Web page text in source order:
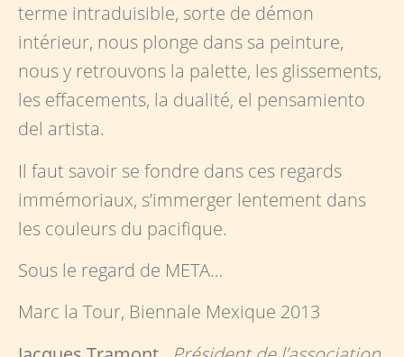
terme intraduisible, sorte de démon
intérieur, nous plonge dans sa peinture,
nous y retrouvons la palette, les glissements,
les effacements, la dualité, el pensamiento
del artista.
Il faut savoir se fondre dans ces regards
immémoriaux, s’immerger lentement dans
les couleurs du pacifique.
Sous le regard de META…
Marc la Tour, Biennale Mexique 2013